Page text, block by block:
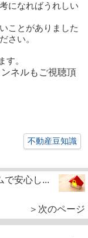
になればうれしい
ことがありました
さい。
す。
ネルもご視聴頂
不動産豆知識
で安心し...
＞次のページ